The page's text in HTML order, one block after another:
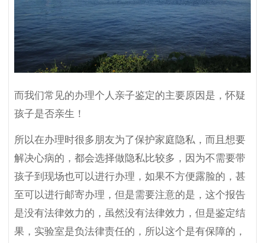
而我们常见的办理个人亲子鉴定的主要原因是，怀疑
孩子是否亲生！
所以在办理时很多朋友为了保护家庭隐私，而且想要
解决心病的，都会选择做隐私比较多，因为不需要带
孩子到现场也可以进行办理，如果不方便露脸的，甚
至可以进行邮寄办理，但是需要注意的是，这个报告
是没有法律效力的，虽然没有法律效力，但是鉴定结
果，实验室是负法律责任的，所以这个是有保障的，